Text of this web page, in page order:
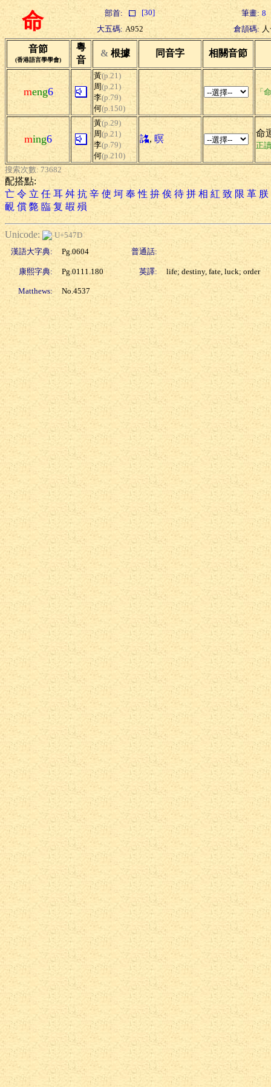
命 部首: [30] 筆畫: 8
大五碼: A952 倉頡碼:
音節
(香港語言學學會)
粵
音
& 根據 同音字 相關音節
meng6
黃(p.21)
周(p.21)
李(p.79)
何(p.150)
「
ming6
黃(p.29)
周(p.21)
李(p.79)
何(p.210)
詺, 暝
命
正讀
搜索次數: 73682
配搭點:
亡 令 立 任 耳 舛 抗 辛 使 坷 奉 性 拚 俟 待 拼 相 紅 致 限 革 朕
靦 償 斃 臨 复 嘏 殞
Unicode:
U+547D
漢語大字典:
Pg.0604 普通話:
康熙字典: Pg.0111.180 英譯: life; destiny, fate, luck; order
Matthews: No.4537